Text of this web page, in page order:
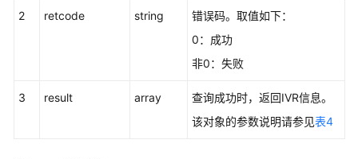
列
2 retcode string
错误码。取值如下：
0：成功
非0：失败
3 result array
查询成功时，返回IVR信息。
该对象的参数说明请参见表4